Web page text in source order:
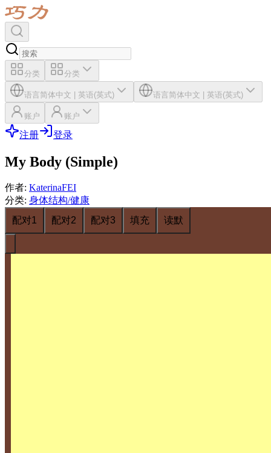
分类 分类
语言简体中文 | 英语(英式) 语言简体中文 | 英语(英式)
账户 账户
注册 登录
My Body (Simple)
作者: KaterinaFEI
分类: 身体结构/健康
配对1
配对2 配对3 填充 读默